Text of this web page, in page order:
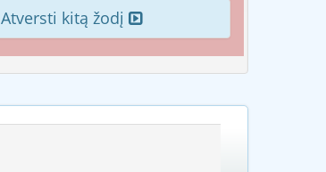
Atversti kitą žodį